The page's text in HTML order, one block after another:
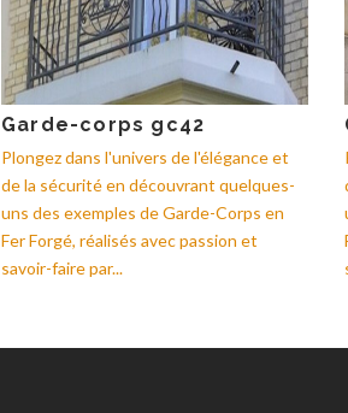
Garde-corps gc42
Plongez dans l'univers de l'élégance et
de la sécurité en découvrant quelques-
uns des exemples de Garde-Corps en
Fer Forgé, réalisés avec passion et
savoir-faire par...